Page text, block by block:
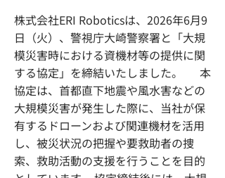
株式会社ERI Roboticsは、2026年6月9
日（火）、警視庁大崎警察署と「大規
模災害時における資機材等の提供に関
する協定」を締結いたしました。 本
協定は、首都直下地震や風水害などの
大規模災害が発生した際に、当社が保
有するドローンおよび関連機材を活用
し、被災状況の把握や要救助者の捜
索、救助活動の支援を行うことを目的